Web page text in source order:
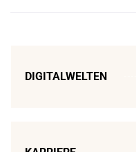
DIGITALWELTEN